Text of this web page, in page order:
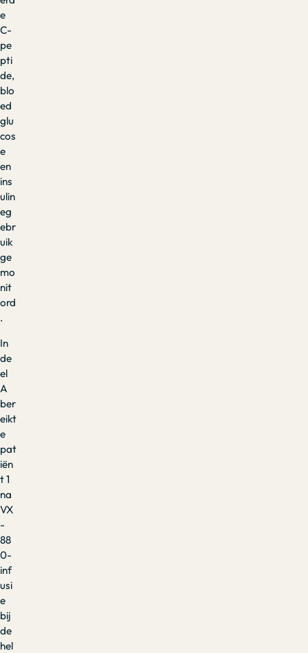
e
C-
pe
pti
de,
blo
ed
glu
cos
e
en
ins
ulin
eg
ebr
uik
ge
mo
nit
ord
.
In
de
el
A
ber
eikt
e
pat
iën
t 1
na
VX
-
88
0-
inf
usi
e
bij
de
hel